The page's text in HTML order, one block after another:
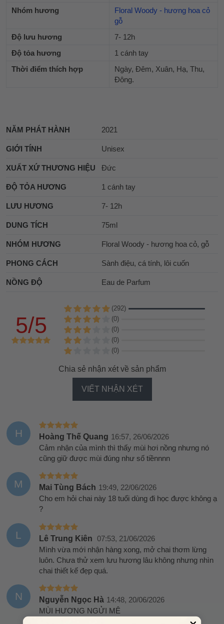
Nhóm hương
Floral Woody - hương hoa cỏ
gỗ
Độ lưu hương
7- 12h
Độ tỏa hương
1 cánh tay
Thời điểm thích hợp
Ngày, Đêm, Xuân, Hạ, Thu,
Đông.
NĂM PHÁT HÀNH 2021
GIỚI TÍNH Unisex
XUẤT XỨ THƯƠNG HIỆU Đức
ĐỘ TỎA HƯƠNG 1 cánh tay
LƯU HƯƠNG 7- 12h
DUNG TÍCH 75ml
NHÓM HƯƠNG Floral Woody - hương hoa cỏ, gỗ
PHONG CÁCH Sành điệu, cá tính, lôi cuốn
NỒNG ĐỘ Eau de Parfum
5/5
(292)
(0)
(0)
(0)
(0)
Chia sẻ nhận xét về sản phẩm
VIẾT NHẬN XÉT
H Hoàng Thế Quang 16:57, 26/06/2026
Cảm nhận của mình thì thấy mùi hơi nồng nhưng nó
cũng giữ được mùi đúng như số tiềnnnn
M Mai Tùng Bách 19:49, 22/06/2026
Cho em hỏi chai này 18 tuổi dùng đi học được không ạ
?
L Lê Trung Kiên 07:53, 21/06/2026
Mình vừa mới nhận hàng xong, mở chai thơm lừng
luôn. Chưa thử xem lưu hương lâu không nhưng nhìn
chai thiết kế đẹp quá.
N Nguyễn Ngọc Hà 14:48, 20/06/2026
MÙI HƯƠNG NGỬI MÊ